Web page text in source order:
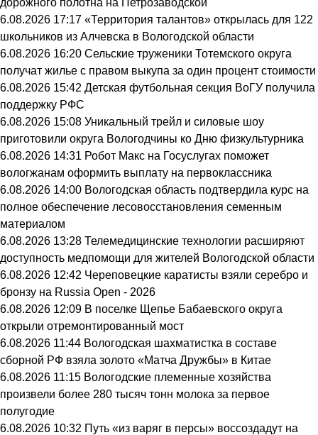
дорожного полотна на Петрозаводской
6.08.2026 17:17 «Территория талантов» открылась для 122
школьников из Алчевска в Вологодской области
6.08.2026 16:20 Сельские труженики Тотемского округа
получат жилье с правом выкупа за один процент стоимости
6.08.2026 15:42 Детская футбольная секция ВоГУ получила
поддержку РФС
6.08.2026 15:08 Уникальный трейл и силовые шоу
приготовили округа Вологодчины ко Дню физкультурника
6.08.2026 14:31 Робот Макс на Госуслугах поможет
вологжанам оформить выплату на первоклассника
6.08.2026 14:00 Вологодская область подтвердила курс на
полное обеспечение лесовосстановления семенным
материалом
6.08.2026 13:28 Телемедицинские технологии расширяют
доступность медпомощи для жителей Вологодской области
6.08.2026 12:42 Череповецкие каратисты взяли серебро и
бронзу на Russia Open - 2026
6.08.2026 12:09 В поселке Щепье Бабаевского округа
открыли отремонтированный мост
6.08.2026 11:44 Вологодская шахматистка в составе
сборной РФ взяла золото «Матча Дружбы» в Китае
6.08.2026 11:15 Вологодские племенные хозяйства
произвели более 280 тысяч тонн молока за первое
полугодие
6.08.2026 10:32 Путь «из варяг в персы» воссоздадут на